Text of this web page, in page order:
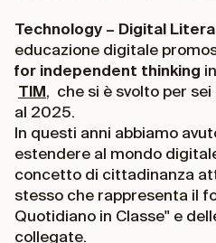
Technology – Digital
educazione digitale
for independent thinking
TIM, che si è svolto per
al 2025.
In questi anni abbiamo
estendere al mondo
concetto di cittadinanza
stesso che rappresenta il
Quotidiano in Classe" e
collegate.